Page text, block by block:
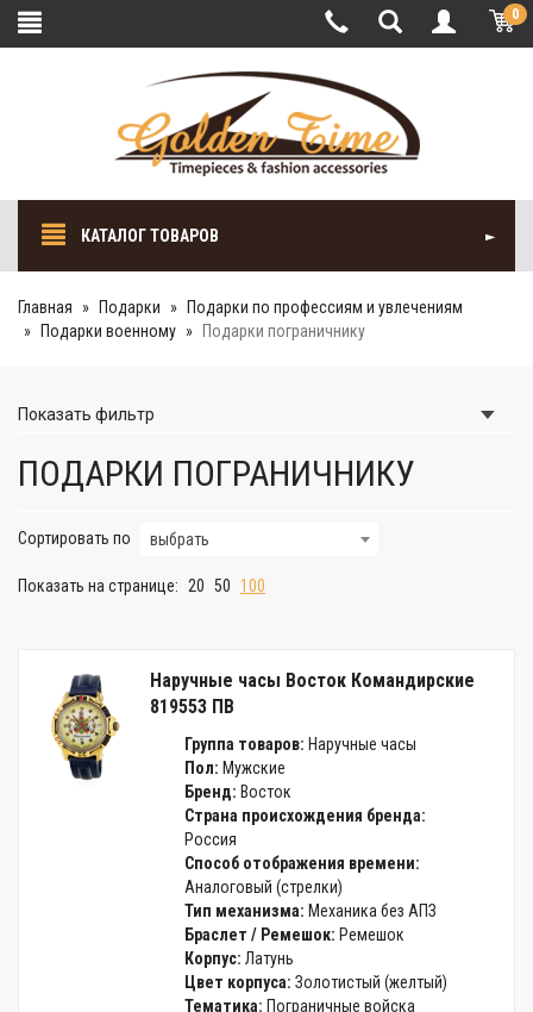
0
КАТАЛОГ ТОВАРОВ
Главная Подарки
Подарки по профессиям и увлечениям
Подарки военному
Подарки пограничнику
Показать фильтр
ПОДАРКИ ПОГРАНИЧНИКУ
Сортировать по выбрать
Показать на странице: 20 50 100
Наручные часы Восток Командирские
819553 ПВ
Группа товаров: Наручные часы
Пол: Мужские
Бренд: Восток
Страна происхождения бренда:
Россия
Способ отображения времени:
Аналоговый (стрелки)
Тип механизма: Механика без АПЗ
Браслет / Ремешок: Ремешок
Корпус: Латунь
Цвет корпуса: Золотистый (желтый)
Тематика: Пограничные войска